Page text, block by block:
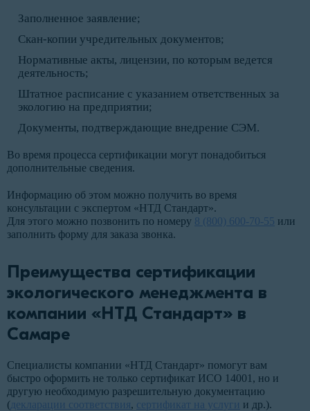
Заполненное заявление;
Скан-копии учредительных документов;
Нормативные акты, лицензии, по которым ведется
деятельность;
Штатное расписание с указанием ответственных за
экологию на предприятии;
Документы, подтверждающие внедрение СЭМ.
Во время процесса сертификации могут понадобиться
дополнительные сведения.
Информацию об этом можно получить во время
консультации с экспертом «НТД Стандарт».
Для этого можно позвонить по номеру 8 (800) 600-70-55 или
заполнить форму для заказа звонка.
Преимущества сертификации
экологического менеджмента в
компании «НТД Стандарт» в
Самаре
Специалисты компании «НТД Стандарт» помогут вам
быстро оформить не только сертификат ИСО 14001, но и
другую необходимую разрешительную документацию
( декларации соответствия, сертификат на услуги и др.).